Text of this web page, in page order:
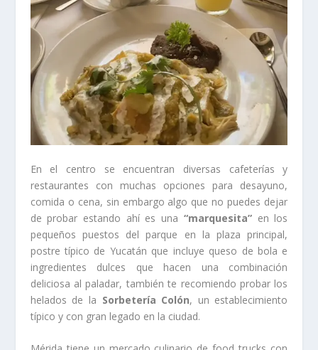
En el centro se encuentran diversas cafeterías y
restaurantes con muchas opciones para desayuno,
comida o cena, sin embargo algo que no puedes dejar
de probar estando ahí es una “marquesita”en los
pequeños puestos del parque en la plaza principal,
postre típico de Yucatán que incluye queso de bola e
ingredientes dulces que hacen una combinación
deliciosa al paladar, también te recomiendo probar los
helados de la Sorbetería Colón, un establecimiento
típico y con gran legado en la ciudad.